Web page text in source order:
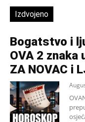
Izdvojeno
Bogatstvo i
OVA 2 znaka
ZA NOVAC i